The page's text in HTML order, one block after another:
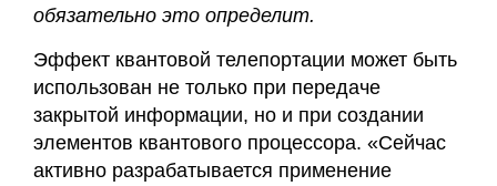
обязательно это определит.
Эффект квантовой телепортации может быть
использован не только при передаче
закрытой информации, но и при создании
элементов квантового процессора. «Сейчас
активно разрабатывается применение